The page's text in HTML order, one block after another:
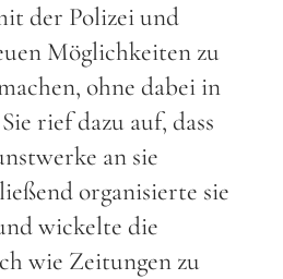
der Polizei und
Möglichkeiten zu
ohne dabei in
rief dazu auf, dass
an sie
organisierte sie
wickelte die
wie Zeitungen zu